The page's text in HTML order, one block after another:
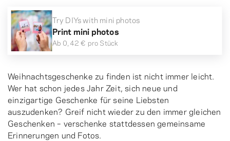
Try DIYs with mini photos
Print mini photos
Ab 0,42 € pro Stück
Weihnachtsgeschenke zu finden ist nicht immer leicht.
Wer hat schon jedes Jahr Zeit, sich neue und
einzigartige Geschenke für seine Liebsten
auszudenken? Greif nicht wieder zu den immer gleichen
Geschenken – verschenke stattdessen gemeinsame
Erinnerungen und Fotos.